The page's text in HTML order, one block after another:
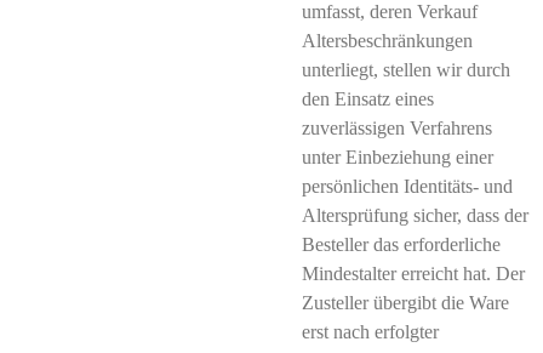
umfasst, deren Verkauf
Altersbeschränkungen
unterliegt, stellen wir durch
den Einsatz eines
zuverlässigen Verfahrens
unter Einbeziehung einer
persönlichen Identitäts- und
Altersprüfung sicher, dass der
Besteller das erforderliche
Mindestalter erreicht hat. Der
Zusteller übergibt die Ware
erst nach erfolgter